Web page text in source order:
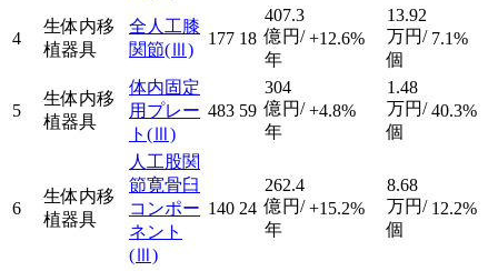
4
生体内移
植器具
全人工膝
関節(Ⅲ)
177 18
407.3
億円/
年
+12.6%
13.92
万円/
個
7.1%
5
生体内移
植器具
体内固定
用プレー
ト (Ⅲ)
483 59
304
億円/
年
+4.8%
1.48
万円/
個
40.3%
6
生体内移
植器具
人工股関
節寛骨臼
コンポー
ネント
(Ⅲ)
140 24
262.4
億円/
年
+15.2%
8.68
万円/
個
12.2%